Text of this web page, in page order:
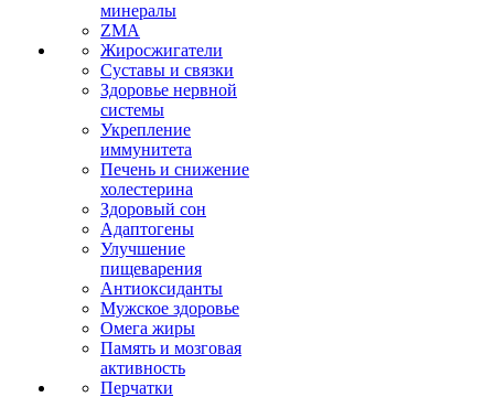
минералы
ZMA
Жиросжигатели
Суставы и связки
Здоровье нервной
системы
Укрепление
иммунитета
Печень и снижение
холестерина
Здоровый сон
Адаптогены
Улучшение
пищеварения
Антиоксиданты
Мужское здоровье
Омега жиры
Память и мозговая
активность
Перчатки